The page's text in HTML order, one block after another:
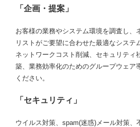
「企画・提案」
お客様の業務やシステム環境を調査し、
リストがご要望に合わせた最適なシステ
ネットワークコスト削減、セキュリティ
築、業務効率化のためのグループウェア
ください。
「セキュリティ」
ウイルス対策、spam(迷惑)メール対策、